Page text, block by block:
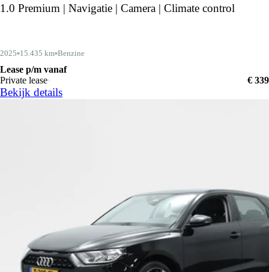
1.0 Premium | Navigatie | Camera | Climate control
2025 15.435 km Benzine
Lease p/m vanaf
Private lease
€ 339
Bekijk details